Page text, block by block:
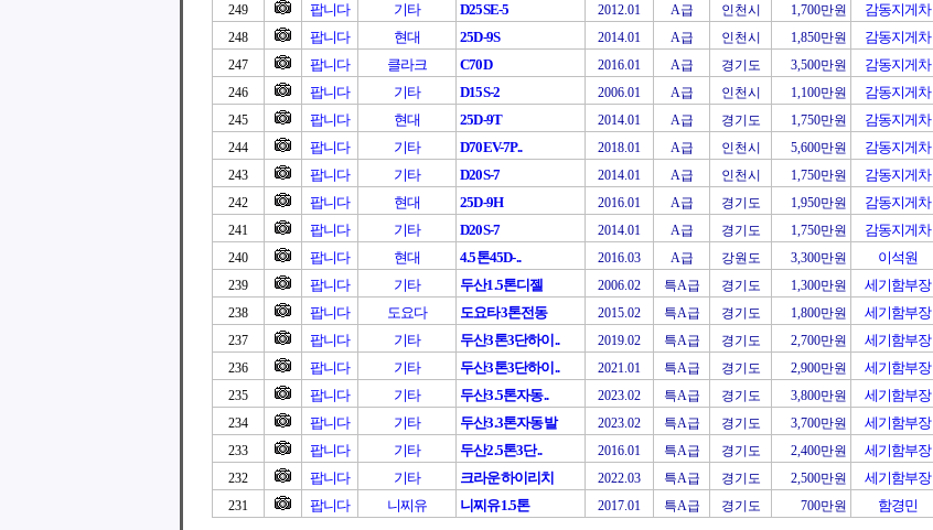
249
팝니다 기타 D25SE-5 2012.01 A급 인천시 1,700만원 감동지게차
248
팝니다 현대 25D-9S 2014.01 A급 인천시 1,850만원 감동지게차
247
팝니다 클라크 C70D 2016.01 A급 경기도 3,500만원 감동지게차
246
팝니다 기타 D15S-2 2006.01 A급 인천시 1,100만원 감동지게차
245
팝니다 현대 25D-9T 2014.01 A급 경기도 1,750만원 감동지게차
244
팝니다 기타 D70EV-7P.. 2018.01 A급 인천시 5,600만원 감동지게차
243
팝니다 기타 D20S-7 2014.01 A급 인천시 1,750만원 감동지게차
242
팝니다 현대 25D-9H 2016.01 A급 경기도 1,950만원 감동지게차
241
팝니다 기타 D20S-7 2014.01 A급 경기도 1,750만원 감동지게차
240
팝니다 현대 4.5톤45D-.. 2016.03 A급 강원도 3,300만원 이석원
239
팝니다 기타 두산1.5톤디젤 2006.02 특A급 경기도 1,300만원 세기함부장
238
팝니다 도요다 도요타3톤전동 2015.02 특A급 경기도 1,800만원 세기함부장
237
팝니다 기타 두산3톤3단하이.. 2019.02 특A급 경기도 2,700만원 세기함부장
236
팝니다 기타 두산3톤3단하이.. 2021.01 특A급 경기도 2,900만원 세기함부장
235
팝니다 기타 두산3.5톤자동.. 2023.02 특A급 경기도 3,800만원 세기함부장
234
팝니다 기타 두산3.3톤자동발 2023.02 특A급 경기도 3,700만원 세기함부장
233
팝니다 기타 두산2.5톤3단.. 2016.01 특A급 경기도 2,400만원 세기함부장
232
팝니다 기타 크라운하이리치 2022.03 특A급 경기도 2,500만원 세기함부장
231
팝니다 니찌유 니찌유1.5톤 2017.01 특A급 경기도 700만원 함경민